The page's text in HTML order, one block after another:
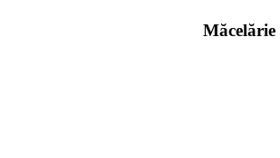
Măcelărie